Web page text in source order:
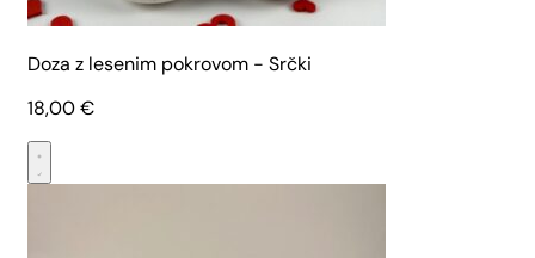
Doza z lesenim pokrovom - Srčki
18,00€